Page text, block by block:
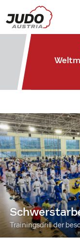
Trainingsdrill der